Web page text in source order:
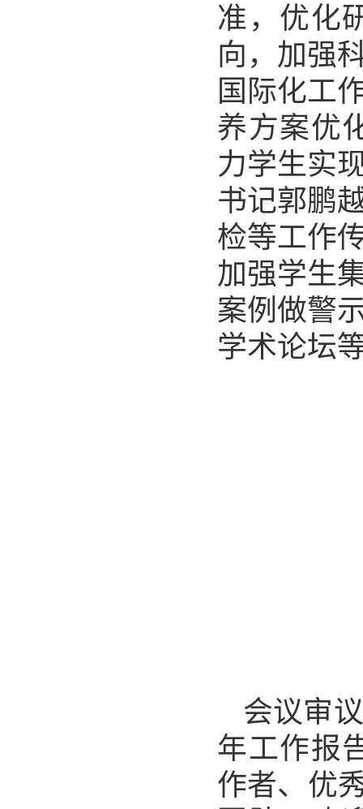
准，优化
向，加强
国际化工
养方案优
力学生实
书记郭鹏
检等工作
加强学生
案例做警
学术论坛
会议审
年工作报
作者、优